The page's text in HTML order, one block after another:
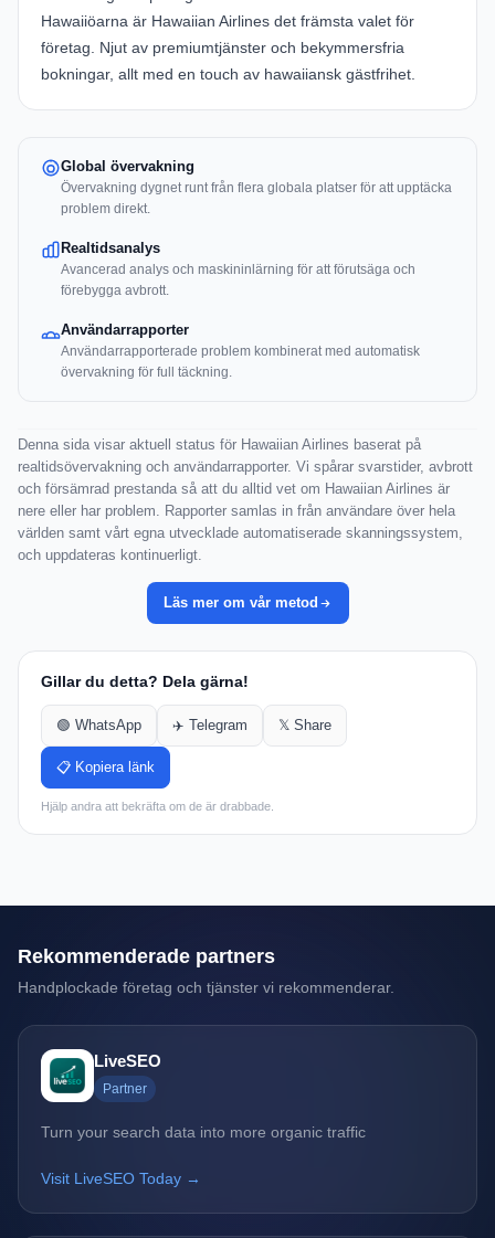
Hawaiiöarna är Hawaiian Airlines det främsta valet för
företag. Njut av premiumtjänster och bekymmersfria
bokningar, allt med en touch av hawaiiansk gästfrihet.
Global övervakning
Övervakning dygnet runt från flera globala platser för att upptäcka
problem direkt.
Realtidsanalys
Avancerad analys och maskininlärning för att förutsäga och
förebygga avbrott.
Användarrapporter
Användarrapporterade problem kombinerat med automatisk
övervakning för full täckning.
Denna sida visar aktuell status för Hawaiian Airlines baserat på
realtidsövervakning och användarrapporter. Vi spårar svarstider, avbrott
och försämrad prestanda så att du alltid vet om Hawaiian Airlines är
nere eller har problem. Rapporter samlas in från användare över hela
världen samt vårt egna utvecklade automatiserade skanningssystem,
och uppdateras kontinuerligt.
Läs mer om vår metod
Gillar du detta? Dela gärna!
🟢 WhatsApp ✈️ Telegram 𝕏 Share
📋 Kopiera länk
Hjälp andra att bekräfta om de är drabbade.
Rekommenderade partners
Handplockade företag och tjänster vi rekommenderar.
LiveSEO
Partner
Turn your search data into more organic traffic
Visit LiveSEO Today →